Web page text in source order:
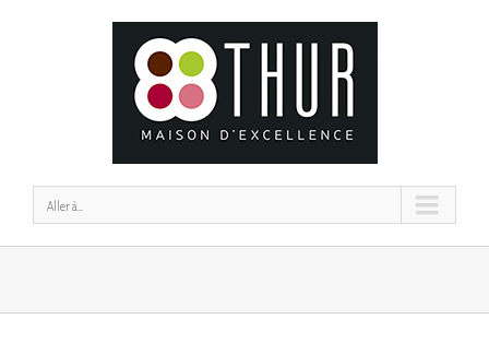
Aller à...